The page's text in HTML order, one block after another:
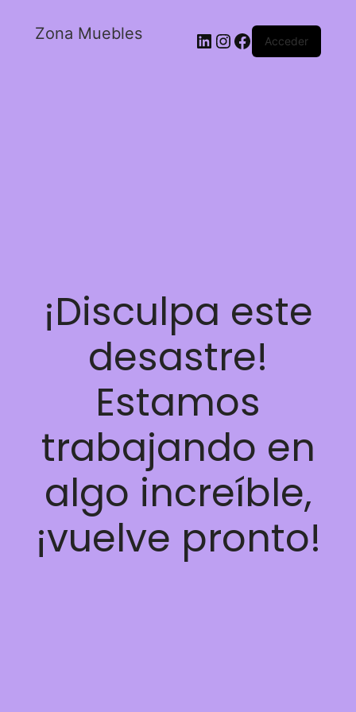
Zona Muebles Acceder
¡Disculpa este
desastre!
Estamos
trabajando en
algo increíble,
¡vuelve pronto!